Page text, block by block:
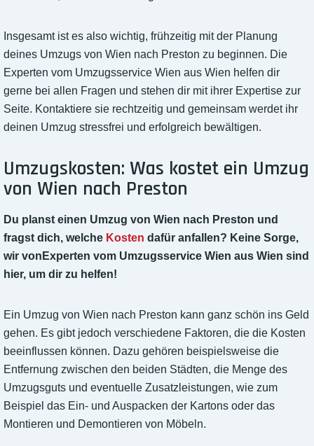
Insgesamt ist es also wichtig, frühzeitig mit der Planung
deines Umzugs von Wien nach Preston zu beginnen. Die
Experten vom Umzugsservice Wien aus Wien helfen dir
gerne bei allen Fragen und stehen dir mit ihrer Expertise zur
Seite. Kontaktiere sie rechtzeitig und gemeinsam werdet ihr
deinen Umzug stressfrei und erfolgreich bewältigen.
Umzugskosten: Was kostet ein Umzug
von Wien nach Preston
Du planst einen Umzug von Wien nach Preston und
fragst dich, welche Kosten dafür anfallen? Keine Sorge,
wir vonExperten vom Umzugsservice Wien aus Wien sind
hier, um dir zu helfen!
Ein Umzug von Wien nach Preston kann ganz schön ins Geld
gehen. Es gibt jedoch verschiedene Faktoren, die die Kosten
beeinflussen können. Dazu gehören beispielsweise die
Entfernung zwischen den beiden Städten, die Menge des
Umzugsguts und eventuelle Zusatzleistungen, wie zum
Beispiel das Ein- und Auspacken der Kartons oder das
Montieren und Demontieren von Möbeln.